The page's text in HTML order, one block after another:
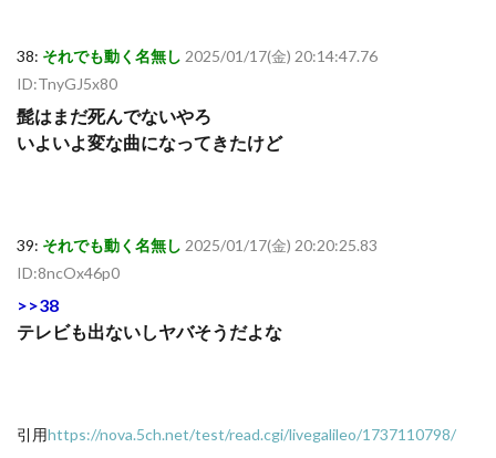
38: それでも動く名無し 2025/01/17(金) 20:14:47.76
ID:TnyGJ5x80
髭はまだ死んでないやろ
いよいよ変な曲になってきたけど
39: それでも動く名無し 2025/01/17(金) 20:20:25.83
ID:8ncOx46p0
>>38
テレビも出ないしヤバそうだよな
引用https://nova.5ch.net/test/read.cgi/livegalileo/1737110798/